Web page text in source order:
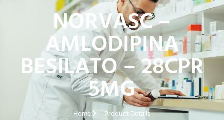
NORVASC –
AMLODIPINA
BESILATO – 28CPR
5MG
Home Product Details